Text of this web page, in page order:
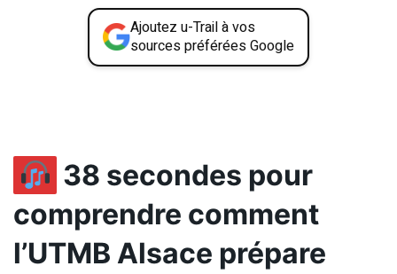
Ajoutez u-Trail à vos
sources préférées Google
38 secondes pour
comprendre comment
l’UTMB Alsace prépare